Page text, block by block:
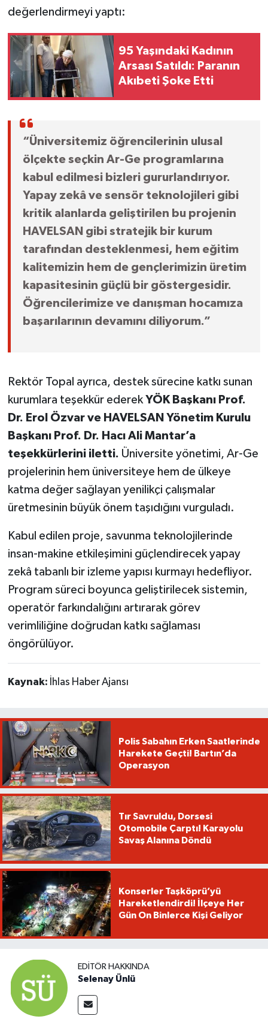
değerlendirmeyi yaptı:
95 Yaşındaki Kadının
Arsası Satıldı: Paranın
Akıbeti Şoke Etti
“Üniversitemiz öğrencilerinin ulusal
ölçekte seçkin Ar-Ge programlarına
kabul edilmesi bizleri gururlandırıyor.
Yapay zekâ ve sensör teknolojileri gibi
kritik alanlarda geliştirilen bu projenin
HAVELSAN gibi stratejik bir kurum
tarafından desteklenmesi, hem eğitim
kalitemizin hem de gençlerimizin üretim
kapasitesinin güçlü bir göstergesidir.
Öğrencilerimize ve danışman hocamıza
başarılarının devamını diliyorum.”
Rektör Topal ayrıca, destek sürecine katkı sunan
kurumlara teşekkür ederek YÖK Başkanı Prof.
Dr. Erol Özvar ve HAVELSAN Yönetim Kurulu
Başkanı Prof. Dr. Hacı Ali Mantar’a
teşekkürlerini iletti. Üniversite yönetimi, Ar-Ge
projelerinin hem üniversiteye hem de ülkeye
katma değer sağlayan yenilikçi çalışmalar
üretmesinin büyük önem taşıdığını vurguladı.
Kabul edilen proje, savunma teknolojilerinde
insan-makine etkileşimini güçlendirecek yapay
zekâ tabanlı bir izleme yapısı kurmayı hedefliyor.
Program süreci boyunca geliştirilecek sistemin,
operatör farkındalığını artırarak görev
verimliliğine doğrudan katkı sağlaması
öngörülüyor.
Kaynak: İhlas Haber Ajansı
Polis Sabahın Erken Saatlerinde
Harekete Geçti! Bartın’da
Operasyon
Tır Savruldu, Dorsesi
Otomobile Çarptı! Karayolu
Savaş Alanına Döndü
Konserler Taşköprü’yü
Hareketlendirdi! İlçeye Her
Gün On Binlerce Kişi Geliyor
EDITÖR HAKKINDA
Selenay Ünlü